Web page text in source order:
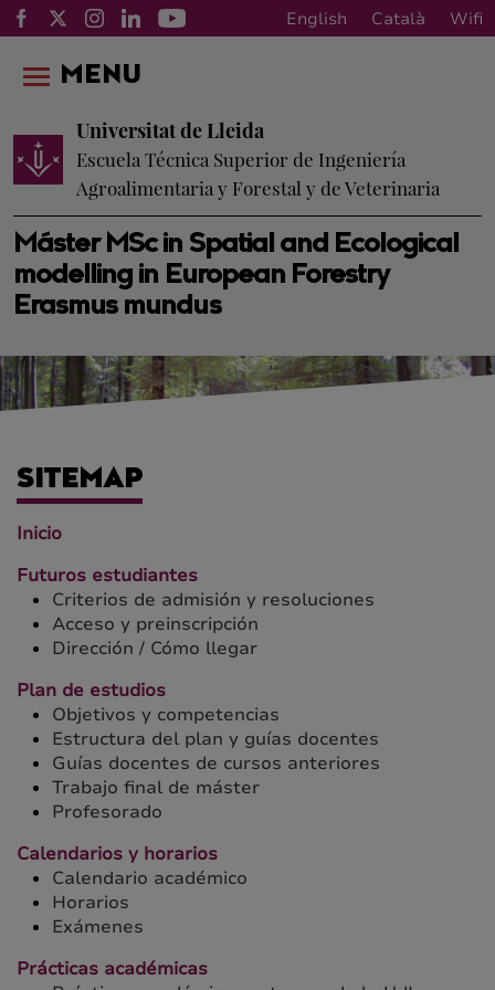
English Català Wifi
Máster MSc in Spatial and Ecological
modelling in European Forestry
Erasmus mundus
Universitat de Lleida
Escuela Técnica Superior de Ingeniería
Agroalimentaria y Forestal y de Veterinaria
MENU
SITEMAP
Inicio
Futuros estudiantes
Criterios de admisión y resoluciones
Acceso y preinscripción
Dirección / Cómo llegar
Plan de estudios
Objetivos y competencias
Estructura del plan y guías docentes
Guías docentes de cursos anteriores
Trabajo final de máster
Profesorado
Calendarios y horarios
Calendario académico
Horarios
Exámenes
Prácticas académicas